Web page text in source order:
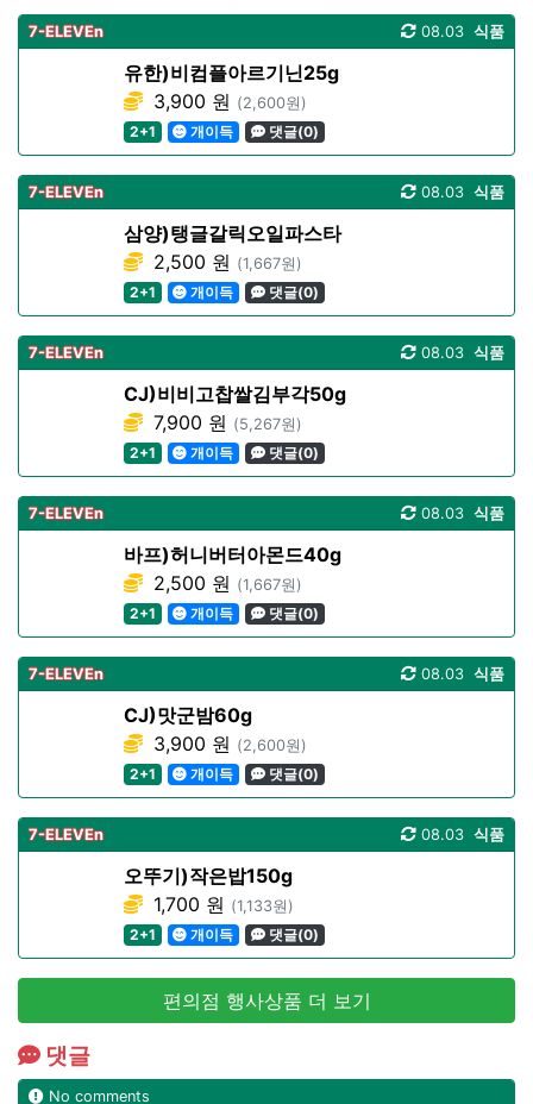
7-ELEVEn 식품
08.03
유한)비컴플아르기닌25g
3,900 원 (2,600원)
2+1
개이득 댓글(0)
7-ELEVEn 식품
08.03
삼양)탱글갈릭오일파스타
2,500 원 (1,667원)
2+1
개이득 댓글(0)
7-ELEVEn 식품
08.03
CJ)비비고찹쌀김부각50g
7,900 원 (5,267원)
2+1
개이득 댓글(0)
7-ELEVEn 식품
08.03
바프)허니버터아몬드40g
2,500 원 (1,667원)
2+1
개이득 댓글(0)
7-ELEVEn 식품
08.03
CJ)맛군밤60g
3,900 원 (2,600원)
2+1
개이득 댓글(0)
7-ELEVEn 식품
08.03
오뚜기)작은밥150g
1,700 원 (1,133원)
2+1
개이득 댓글(0)
편의점 행사상품 더 보기
댓글
No comments